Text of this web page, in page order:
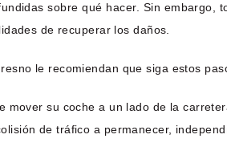
sobre qué hacer. Sin
de recuperar los daños.
le recomiendan que siga estos
mover su coche a un lado de la
de tráfico a permanecer,